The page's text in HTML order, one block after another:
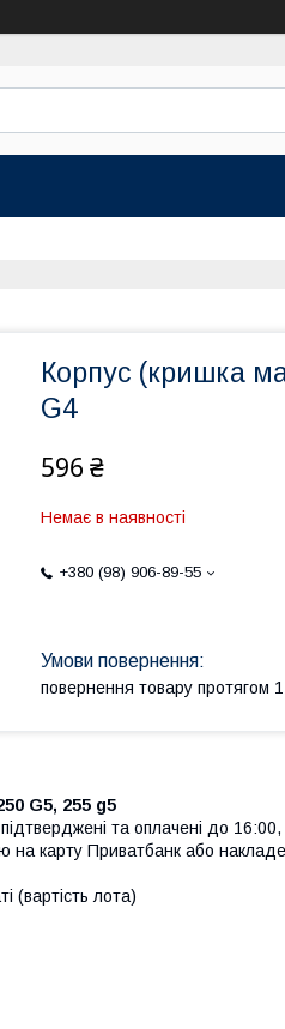
Корпус (кришка
G4
596 ₴
Немає в наявності
+380 (98) 906-89-55
повернення товару протягом
G5, 255 g5
та оплачені до
карту Приватбанк або
(вартість лота)